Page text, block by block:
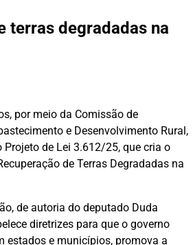
terras degradadas na
por meio da Comissão de
e Desenvolvimento Rural,
Projeto de Lei 3.612/25, que cria o
de Terras Degradadas na
de autoria do deputado Duda
diretrizes para que o governo
estados e municípios, promova a